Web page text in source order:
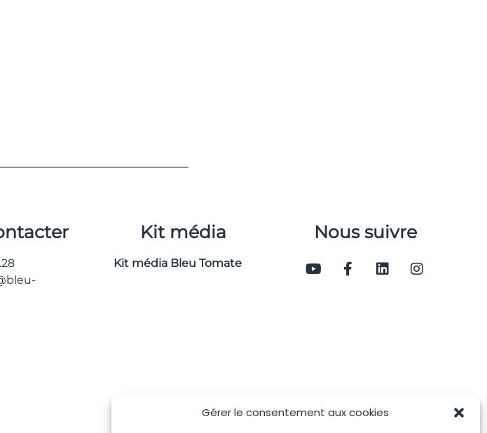
Gérer le consentement aux cookies
Kit média
Kit média Bleu Tomate
Nous suivre